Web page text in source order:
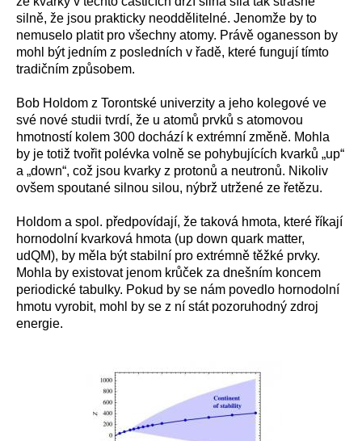
silně, že jsou prakticky neoddělitelné. Jenomže by to
nemuselo platit pro všechny atomy. Právě oganesson by
mohl být jedním z posledních v řadě, které fungují tímto
tradičním způsobem.
Bob Holdom z Torontské univerzity a jeho kolegové ve
své nové studii tvrdí, že u atomů prvků s atomovou
hmotností kolem 300 dochází k extrémní změně. Mohla
by je totiž tvořit polévka volně se pohybujících kvarků „up“
a „down“, což jsou kvarky z protonů a neutronů. Nikoliv
ovšem spoutané silnou silou, nýbrž utržené ze řetězu.
Holdom a spol. předpovídají, že taková hmota, které říkají
hornodolní kvarková hmota (up down quark matter,
udQM), by měla být stabilní pro extrémně těžké prvky.
Mohla by existovat jenom krůček za dnešním koncem
periodické tabulky. Pokud by se nám povedlo hornodolní
hmotu vyrobit, mohl by se z ní stát pozoruhodný zdroj
energie.